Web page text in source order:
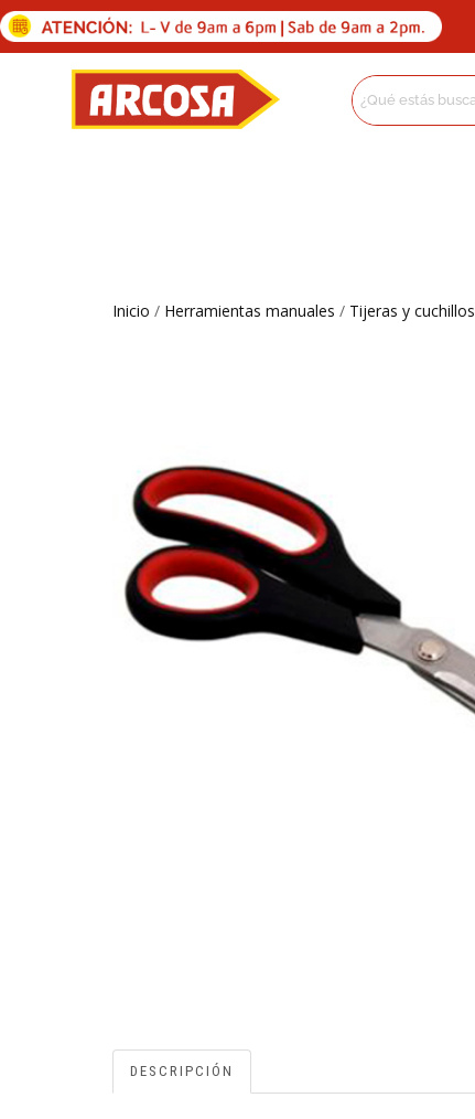
Inicio / Herramientas manuales / Tijeras y cuchillos
DESCRIPCIÓN